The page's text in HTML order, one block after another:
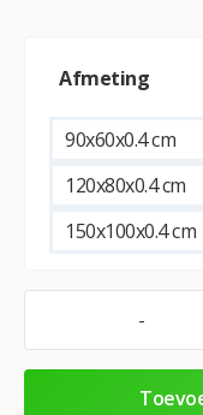
Afmeting
90x60x0.4 cm
120x80x0.4 cm
150x100x0.4 cm
-
: